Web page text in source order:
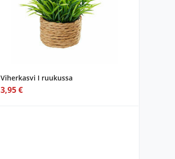
Viherkasvi I ruukussa
3,95 €